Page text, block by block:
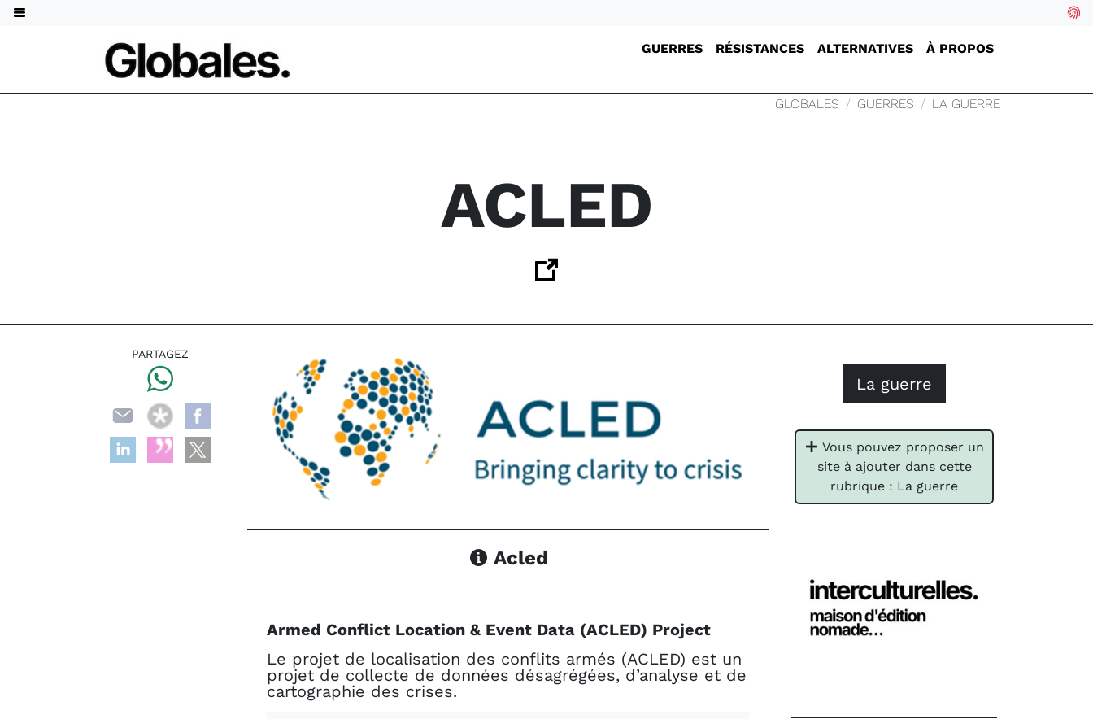
GUERRES RÉSISTANCES ALTERNATIVES À PROPOS
GLOBALES GUERRES LA GUERRE
ACLED
Acled
Armed Conflict Location & Event Data (ACLED) Project
Le projet de localisation des conflits armés (ACLED) est un
projet de collecte de données désagrégées, d’analyse et de
cartographie des crises.
PARTAGEZ
La guerre
Vous pouvez proposer un
site à ajouter dans cette
rubrique : La guerre